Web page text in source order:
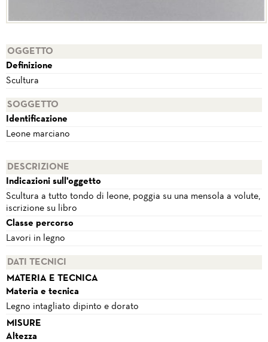
OGGETTO
Definizione
Scultura
SOGGETTO
Identificazione
Leone marciano
DESCRIZIONE
Indicazioni sull'oggetto
Scultura a tutto tondo di leone, poggia su una mensola a volute,
iscrizione su libro
Classe percorso
Lavori in legno
DATI TECNICI
MATERIA E TECNICA
Materia e tecnica
Legno intagliato dipinto e dorato
MISURE
Altezza